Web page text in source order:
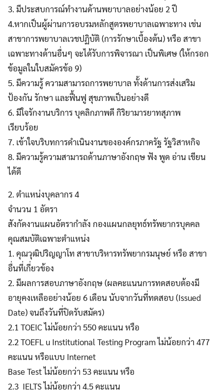
3. มีประสบการณ์ทํางานด้านพยาบาลอย่างน้อย 2 ปี
4.หากเป็นผู้ผ่านการอบรมหลักสูตรพยาบาลเฉพาะทาง เช่น
สาขาการพยาบาลเวชปฏิบัติ (การรักษาเบื้องต้น) หรือ สาขา
เฉพาะทางด้านอื่นๆ จะได้รับการพิจารณา เป็นพิเศษ (ให้กรอก
ข้อมูลในใบสมัครข้อ 9)
5. มีความรู้ ความสามารถการพยาบาล ทั้งด้านการส่งเสริม
ป้องกัน รักษา และฟื้นฟู สุขภาพเป็นอย่างดี
6. มีใจรักงานบริการ บุคลิกภาพดี กิริยามารยาทสุภาพ
เรียบร้อย
7. เข้าใจบริบทการดําเนินงานขององค์กรภาครัฐ รัฐวิสาหกิจ
8. มีความรู้ความสามารถด้านภาษาอังกฤษ ฟัง พูด อ่าน เขียน
ได้ดี
2. ตําแหน่งบุคลากร 4
จํานวน 1 อัตรา
สังกัดงานแผนอัตรากําลัง กองแผนกลยุทธ์ทรัพยากรบุคคล
คุณสมบัติเฉพาะตำแหน่ง
1. คุณวุฒิปริญญาโท สาขาบริหารทรัพยากรมนุษย์ หรือ สาขา
อื่นที่เกี่ยวข้อง
2. มีผลการสอบภาษาอังกฤษ (ผลคะแนนการทดสอบต้องมี
อายุคงเหลืออย่างน้อย 6 เดือน นับจากวันที่ทดสอบ (Issued
Date) จนถึงวันที่ปิดรับสมัคร)
2.1 TOEIC ไม่น้อยกว่า 550 คะแนน หรือ
2.2 TOEFL u Institutional Testing Program ไม่น้อยกว่า 477
คะแนน หรือแบบ Internet
Base Test ไม่น้อยกว่า 53 คะแนน หรือ
2.3 IELTS ไม่น้อยกว่า 4.5 คะแนน